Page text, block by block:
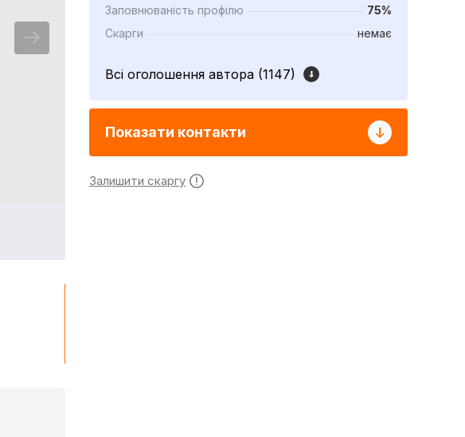
Заповнюваність профілю
75%
Скарги
немає
Всі оголошення автора (1147)
Показати контакти
Залишити скаргу